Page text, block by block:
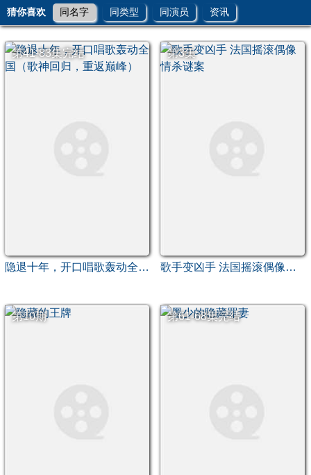
猜你喜欢 同名字 同类型 同演员 资讯
第41-83集完结
隐退十年，开口唱歌轰动全国（歌神回归，重返巅峰）
第3集
歌手变凶手 法国摇滚偶像情杀谜案
第10期 第61-68集完结